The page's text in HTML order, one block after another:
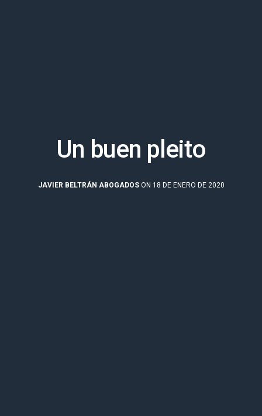
Un buen pleito
JAVIER BELTRÁN ABOGADOSON 18 DE ENERO DE 2020